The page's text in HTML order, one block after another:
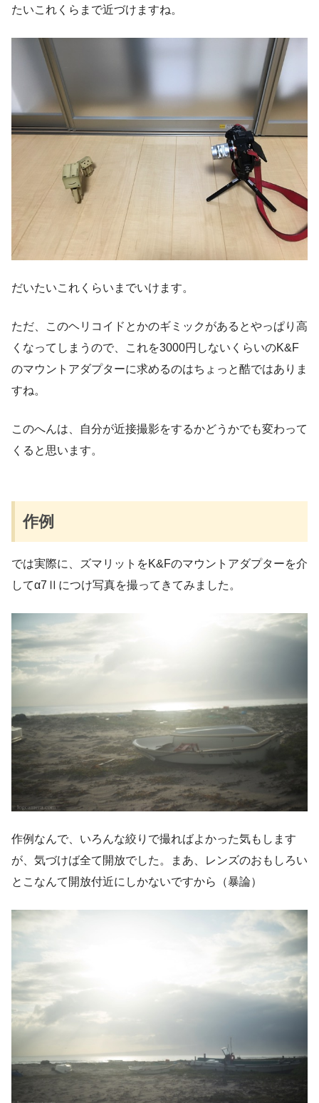
たいこれくらまで近づけますね。
だいたいこれくらいまでいけます。
ただ、このヘリコイドとかのギミックがあるとやっぱり高
くなってしまうので、これを3000円しないくらいのK&F
のマウントアダプターに求めるのはちょっと酷ではありま
すね。
このへんは、自分が近接撮影をするかどうかでも変わって
くると思います。
作例
では実際に、ズマリットをK&Fのマウントアダプターを介
してα7Ⅱにつけ写真を撮ってきてみました。
作例なんで、いろんな絞りで撮ればよかった気もします
が、気づけば全て開放でした。まあ、レンズのおもしろい
とこなんて開放付近にしかないですから（暴論）